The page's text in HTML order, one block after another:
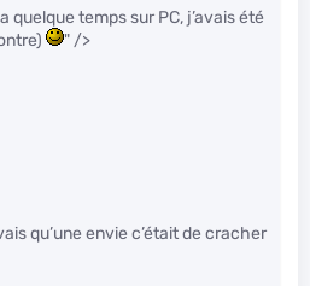
quelque temps sur PC, j’avais été
" />
qu’une envie c’était de cracher